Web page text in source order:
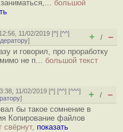
большой
11/02/2019 [^] [^^]
] + / –
и говорил, про проработку
не п... большой текст
11/02/2019 [^] [^^] [^^^]
] + / –
бы такое сомнение в
Копирование файлов
свёрнут, показать